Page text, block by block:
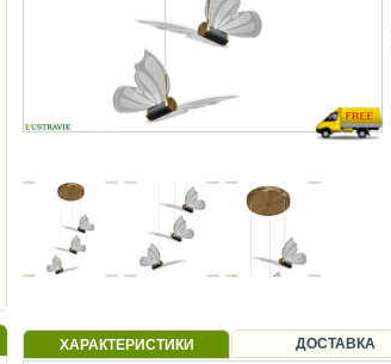
ХАРАКТЕРИСТИКИ ДОСТАВКА